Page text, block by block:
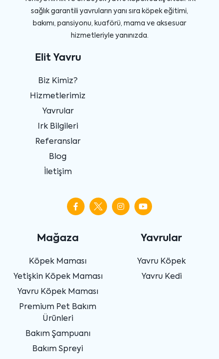
sağlık garantili yavruların yanı sıra köpek eğitimi,
bakımı, pansiyonu, kuaförü, mama ve aksesuar
hizmetleriyle yanınızda.
Elit Yavru
Biz Kimiz?
Hizmetlerimiz
Yavrular
Irk Bilgileri
Referanslar
Blog
İletişim
Mağaza
Köpek Maması
Yetişkin Köpek Maması
Yavru Köpek Maması
Premium Pet Bakım
Ürünleri
Bakım Şampuanı
Bakım Spreyi
Yavrular
Yavru Köpek
Yavru Kedi